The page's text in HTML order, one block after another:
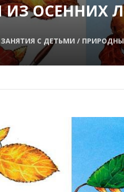
ОСЕННИХ
ЗАНЯТИЯ С ДЕТЬМИ /